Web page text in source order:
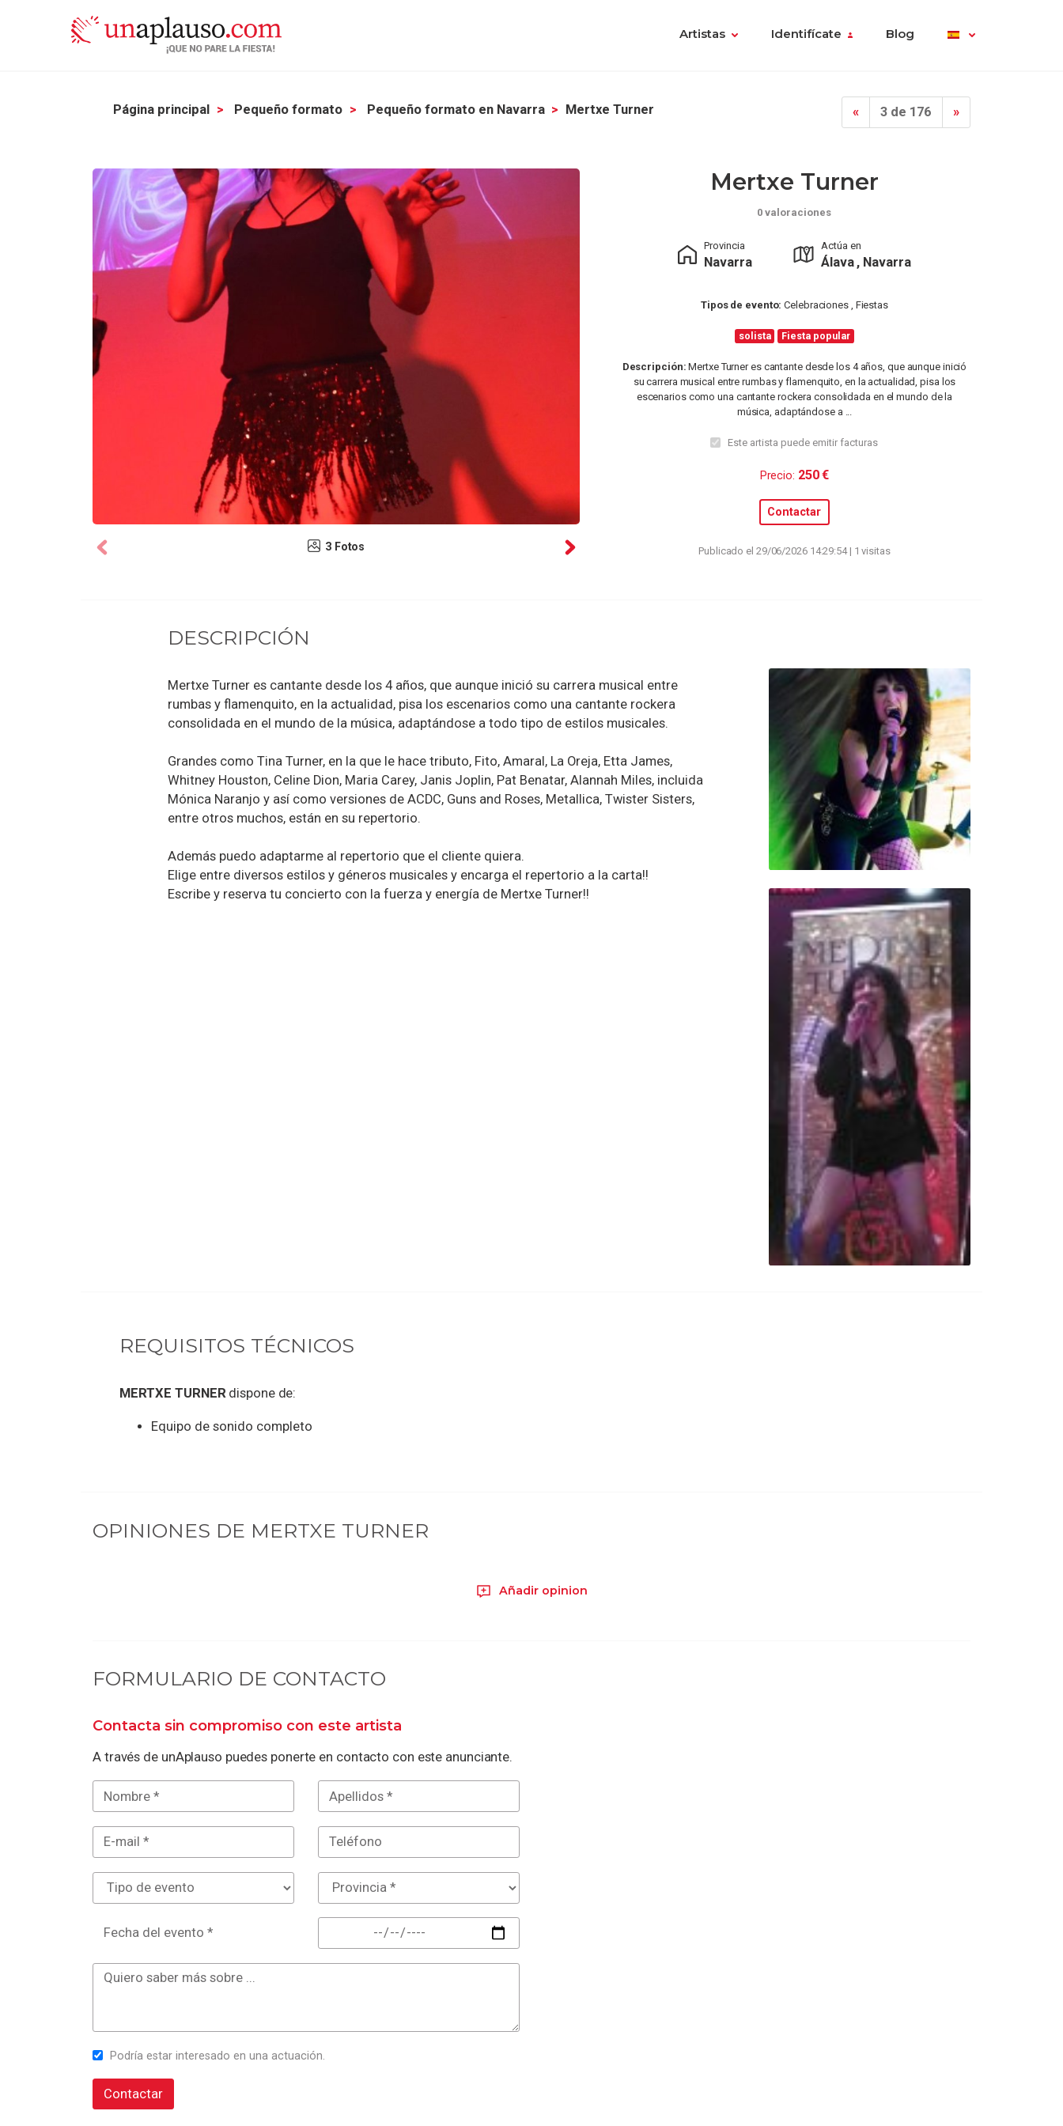
Artistas Identifícate Blog
Página principal Pequeño formato Pequeño formato en Navarra Mertxe Turner « 3 de 176 »
3 Fotos
Mertxe Turner
0 valoraciones
Provincia
Navarra
Actúa en
Álava , Navarra
Tipos de evento: Celebraciones , Fiestas
solista Fiesta popular
Descripción: Mertxe Turner es cantante desde los 4 años, que aunque inició
su carrera musical entre rumbas y flamenquito, en la actualidad, pisa los
escenarios como una cantante rockera consolidada en el mundo de la
música, adaptándose a ...
Este artista puede emitir facturas
Precio: 250 €
Contactar
Publicado el 29/06/2026 14:29:54 | 1 visitas
DESCRIPCIÓN
Mertxe Turner es cantante desde los 4 años, que aunque inició su carrera musical entre
rumbas y flamenquito, en la actualidad, pisa los escenarios como una cantante rockera
consolidada en el mundo de la música, adaptándose a todo tipo de estilos musicales.
Grandes como Tina Turner, en la que le hace tributo, Fito, Amaral, La Oreja, Etta James,
Whitney Houston, Celine Dion, Maria Carey, Janis Joplin, Pat Benatar, Alannah Miles, incluida
Mónica Naranjo y así como versiones de ACDC, Guns and Roses, Metallica, Twister Sisters,
entre otros muchos, están en su repertorio.
Además puedo adaptarme al repertorio que el cliente quiera.
Elige entre diversos estilos y géneros musicales y encarga el repertorio a la carta!!
Escribe y reserva tu concierto con la fuerza y energía de Mertxe Turner!!
REQUISITOS TÉCNICOS
MERTXE TURNERdispone de:
Equipo de sonido completo
OPINIONES DE MERTXE TURNER
Añadir opinion
FORMULARIO DE CONTACTO
Contacta sin compromiso con este artista
A través de unAplauso puedes ponerte en contacto con este anunciante.
Fecha del evento *
Podría estar interesado en una actuación.
Contactar